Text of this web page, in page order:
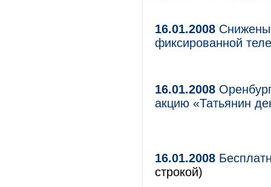
16.01.2008
фиксированной
16.01.2008
акцию «Татьянин
16.01.2008
строкой)